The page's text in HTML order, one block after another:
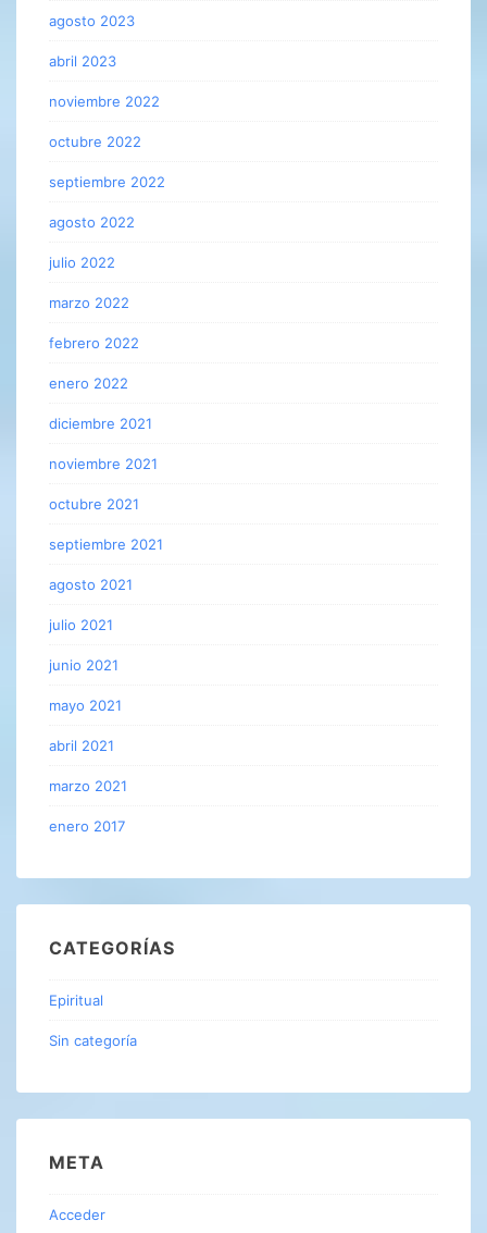
agosto 2023
abril 2023
noviembre 2022
octubre 2022
septiembre 2022
agosto 2022
julio 2022
marzo 2022
febrero 2022
enero 2022
diciembre 2021
noviembre 2021
octubre 2021
septiembre 2021
agosto 2021
julio 2021
junio 2021
mayo 2021
abril 2021
marzo 2021
enero 2017
CATEGORÍAS
Epiritual
Sin categoría
META
Acceder